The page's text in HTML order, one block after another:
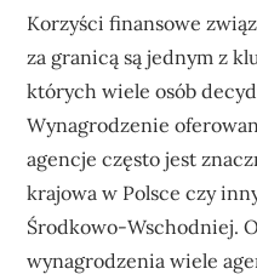
Korzyści finansowe
za granicą są jednym z
których wiele osób
Wynagrodzenie
agencje często jest
krajowa w Polsce czy
Środkowo-Wschodniej.
wynagrodzenia wiele